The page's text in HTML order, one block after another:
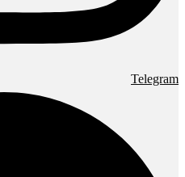
Telegram